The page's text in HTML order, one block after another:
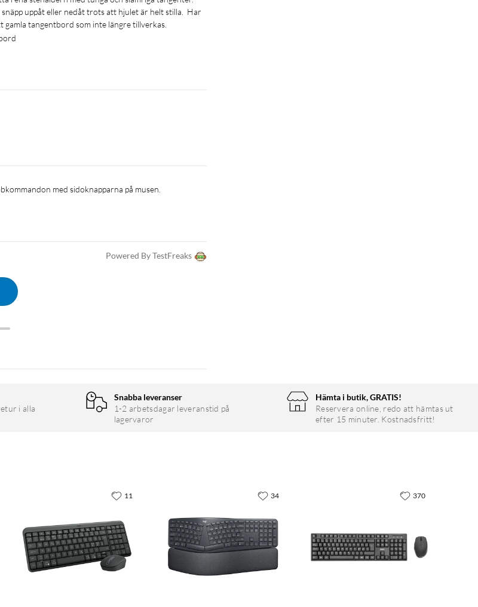
uppåt eller nedåt trots att hjulet är helt stilla.  Har
tangentbord som inte längre tillverkas.
med sidoknapparna på musen.
Powered By TestFreaks
i alla
Snabba leveranser
1-2 arbetsdagar leveranstid på
lagervaror
Hämta i butik, GRATIS!
Reservera online, redo att hämtas ut
efter 15 minuter. Kostnadsfritt!
11 34 370